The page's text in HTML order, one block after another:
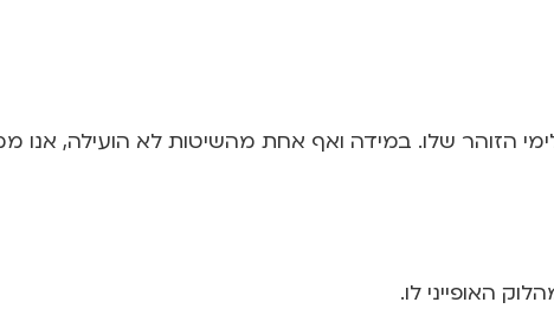
לימי הזוהר שלו. במידה ואף אחת מהשיטות לא הועילה,
האופייני לו.